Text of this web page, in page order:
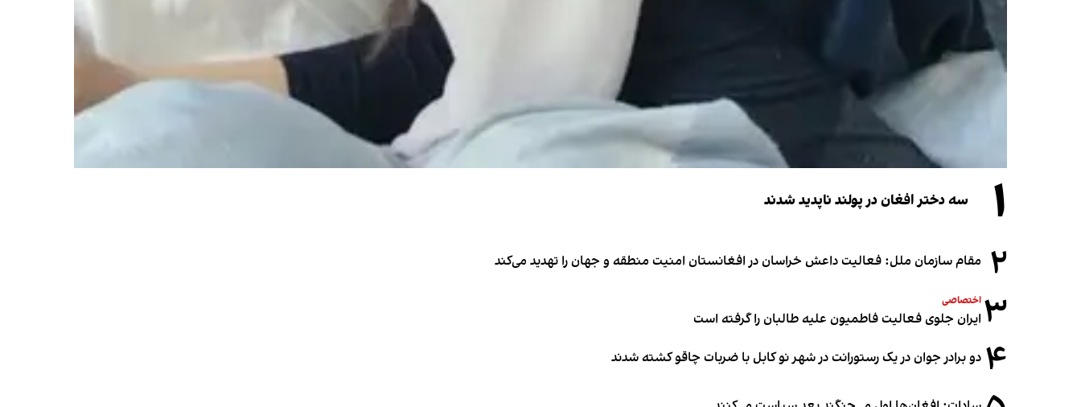
۱ سه دختر افغان در پولند ناپدید شدند
۲ مقام سازمان ملل: فعالیت داعش خراسان در افغانستان امنیت منطقه و جهان را تهدید می‌کند
۳ اختصاصی
ایران جلوی فعالیت فاطمیون علیه طالبان را گرفته است
۴ دو برادر جوان در یک رستورانت در شهر نو کابل با ضربات چاقو کشته شدند